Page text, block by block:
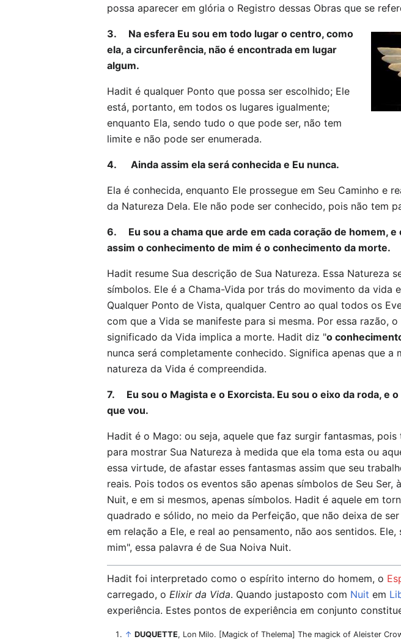
possa aparecer em glória o Registro dessas Obras que se
3. Na esfera Eu sou em todo lugar o centro, como
ela, a circunferência, não é encontrada em lugar
algum.
Hadit é qualquer Ponto que possa ser escolhido; Ele
está, portanto, em todos os lugares igualmente;
enquanto Ela, sendo tudo o que pode ser, não tem
limite e não pode ser enumerada.
4. Ainda assim ela será conhecida e Eu nunca.
Ela é conhecida, enquanto Ele prossegue em Seu Caminho e
da Natureza Dela. Ele não pode ser conhecido, pois não tem
6. Eu sou a chama que arde em cada coração de homem, e
assim o conhecimento de mim é o conhecimento da morte.
Hadit resume Sua descrição de Sua Natureza. Essa Natureza
símbolos. Ele é a Chama-Vida por trás do movimento da vida
Qualquer Ponto de Vista, qualquer Centro ao qual todos os
com que a Vida se manifeste para si mesma. Por essa razão,
significado da Vida implica a morte. Hadit diz "o
nunca será completamente conhecido. Significa apenas que
natureza da Vida é compreendida.
7. Eu sou o Magista e o Exorcista. Eu sou o eixo da roda, e
que vou.
Hadit é o Mago: ou seja, aquele que faz surgir fantasmas,
para mostrar Sua Natureza à medida que ela toma esta ou
essa virtude, de afastar esses fantasmas assim que seu
reais. Pois todos os eventos são apenas símbolos de Seu
Nuit, e em si mesmos, apenas símbolos. Hadit é aquele em
quadrado e sólido, no meio da Perfeição, que não deixa de
em relação a Ele, e real ao pensamento, não aos sentidos.
mim", essa palavra é de Sua Noiva Nuit.
Hadit foi interpretado como o espírito interno do homem, o
carregado, oElixir da Vida. Quando justaposto com Nuit em
experiência. Estes pontos de experiência em conjunto
↑ DUQUETTE, Lon Milo. [Magick of Thelema] The magick of Aleister